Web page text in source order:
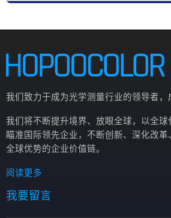
或缺的环节。在道路交通安全法规日
影响整个交通系统的安全运行效率。
程，是确保车辆符合国家安全技术标
我们致力于成为光学测量行业的领导者，
我们将不断提升境界、放眼全球，以全球
瞄准国际领先企业，不断创新、深化改
全球优势的企业价值链。
阅读更多
我要留言